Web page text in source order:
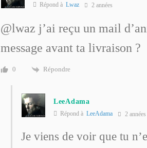
Répond à Lwaz 2 années
@lwaz j’ai reçu un mail
message avant ta livraison ?
0 Répondre
LeeAdama
Répond à LeeAdama 2 années
Je viens de voir que tu